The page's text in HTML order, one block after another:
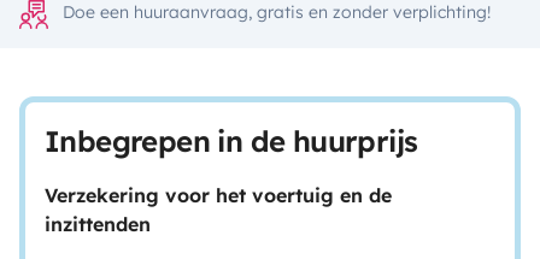
Doe een huuraanvraag, gratis en zonder verplichting!
Inbegrepen in de huurprijs
Verzekering voor het voertuig en de
inzittenden